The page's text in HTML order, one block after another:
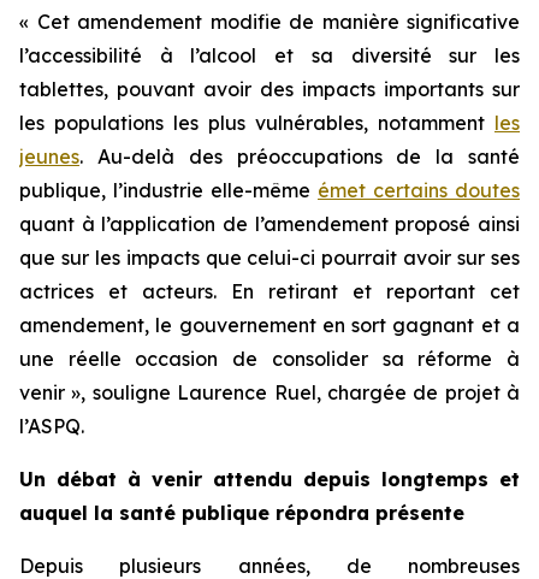
« Cet amendement modifie de manière significative
l’accessibilité à l’alcool et sa diversité sur les
tablettes, pouvant avoir des impacts importants sur
les populations les plus vulnérables, notamment les
jeunes. Au-delà des préoccupations de la santé
publique, l’industrie elle-même émet certains doutes
quant à l’application de l’amendement proposé ainsi
que sur les impacts que celui-ci pourrait avoir sur ses
actrices et acteurs. En retirant et reportant cet
amendement, le gouvernement en sort gagnant et a
une réelle occasion de consolider sa réforme à
venir », souligne Laurence Ruel, chargée de projet à
l’ASPQ.
Un débat à venir attendu depuis longtemps et
auquel la santé publique répondra présente
Depuis plusieurs années, de nombreuses